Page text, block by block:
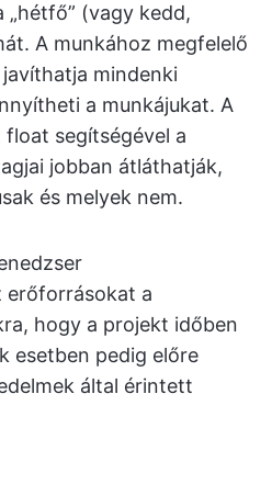
„hétfő” (vagy kedd,
A munkához megfelelő
mindenki
a munkájukat. A
segítségével a
jobban átláthatják,
és melyek nem.
a
hogy a projekt időben
esetben pedig előre
által érintett